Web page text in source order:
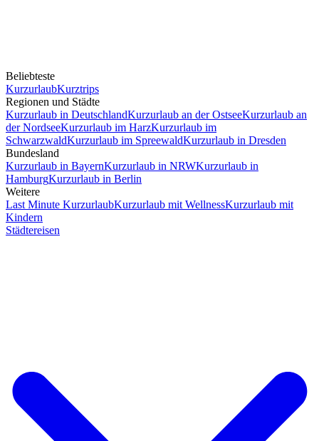
Beliebteste
KurzurlaubKurztrips
Regionen und Städte
Kurzurlaub in DeutschlandKurzurlaub an der OstseeKurzurlaub an
der NordseeKurzurlaub im HarzKurzurlaub im
SchwarzwaldKurzurlaub im SpreewaldKurzurlaub in Dresden
Bundesland
Kurzurlaub in BayernKurzurlaub in NRWKurzurlaub in
HamburgKurzurlaub in Berlin
Weitere
Last Minute KurzurlaubKurzurlaub mit WellnessKurzurlaub mit
Kindern
Städtereisen